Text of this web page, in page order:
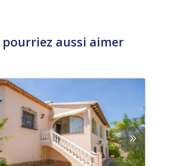
pourriez aussi aimer